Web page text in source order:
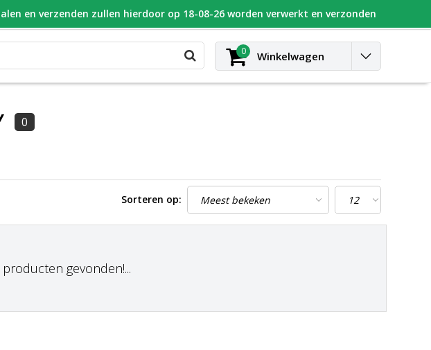
GESPECIALISEERD PEUGEOT Blog Contact Inloggen
0 Winkelwagen
0
Sorteren op:
gevonden!...
en verzenden zullen hierdoor op 18-08-26 worden verwerkt en verzonden